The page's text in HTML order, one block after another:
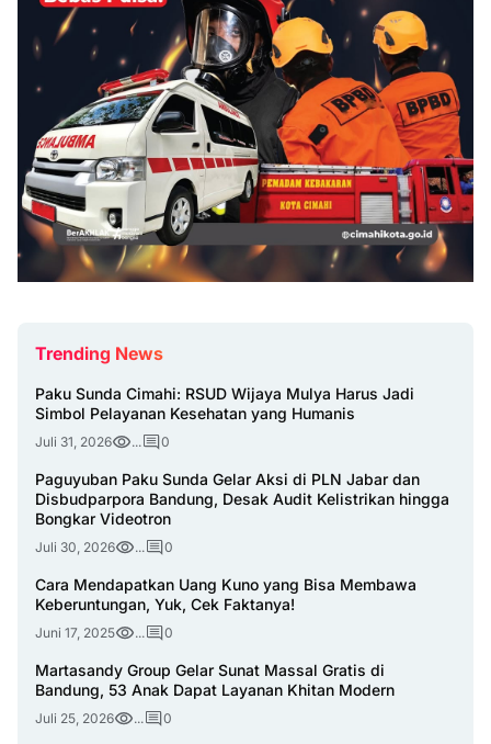
Trending News
Paku Sunda Cimahi: RSUD Wijaya Mulya Harus Jadi
Simbol Pelayanan Kesehatan yang Humanis
Juli 31, 2026 ... 0
Paguyuban Paku Sunda Gelar Aksi di PLN Jabar dan
Disbudparpora Bandung, Desak Audit Kelistrikan hingga
Bongkar Videotron
Juli 30, 2026 ... 0
Cara Mendapatkan Uang Kuno yang Bisa Membawa
Keberuntungan, Yuk, Cek Faktanya!
Juni 17, 2025 ... 0
Martasandy Group Gelar Sunat Massal Gratis di
Bandung, 53 Anak Dapat Layanan Khitan Modern
Juli 25, 2026 ... 0